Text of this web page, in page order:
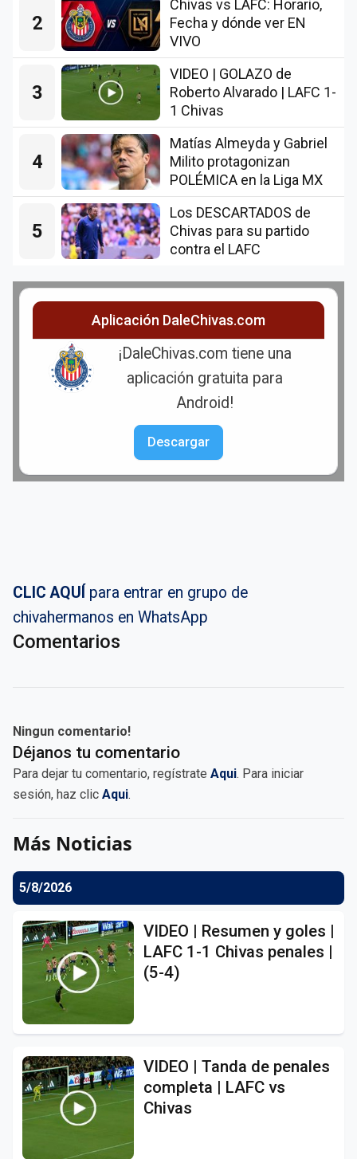
2
Chivas vs LAFC: Horario,
Fecha y dónde ver EN
VIVO
3
VIDEO | GOLAZO de
Roberto Alvarado | LAFC 1-
1 Chivas
4
Matías Almeyda y Gabriel
Milito protagonizan
POLÉMICA en la Liga MX
5
Los DESCARTADOS de
Chivas para su partido
contra el LAFC
Aplicación DaleChivas.com
¡DaleChivas.com tiene una
aplicación gratuita para
Android!
Descargar
CLIC AQUÍ para entrar en grupo de
chivahermanos en WhatsApp
Comentarios
Ningun comentario!
Déjanos tu comentario
Para dejar tu comentario, regístrate Aqui. Para iniciar
sesión, haz clic Aqui.
Más Noticias
5/8/2026
VIDEO | Resumen y goles |
LAFC 1-1 Chivas penales |
(5-4)
VIDEO | Tanda de penales
completa | LAFC vs
Chivas